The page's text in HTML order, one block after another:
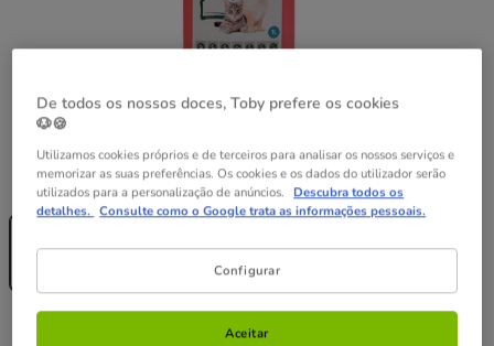
Formato:1 L
Sem Stock
6.49€
Preço 6.49€, 6.49 EUR por l
De todos os nossos doces, Toby prefere os cookies
🐶🍪
Utilizamos cookies próprios e de terceiros para analisar os nossos serviços e
memorizar as suas preferências. Os cookies e os dados do utilizador serão
utilizados para a personalização de anúncios. Descubra todos os
detalhes. Consulte como o Google trata as informações pessoais.
Configurar
Aceitar